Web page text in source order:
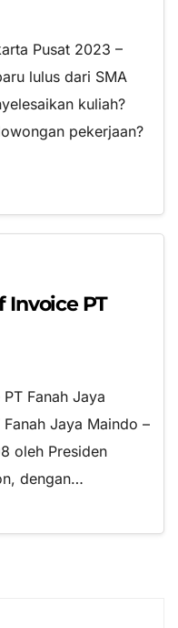
Pusat 2023 –
lulus dari SMA
kuliah?
pekerjaan?
Invoice PT
Fanah Jaya
Jaya Maindo –
oleh Presiden
dengan…